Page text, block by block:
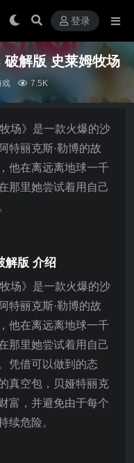
登录
解版 史莱姆牧场
戏 7.5K
场》是一款火爆的沙
特丽克斯·勒博的故
他在离远离地球一千
那里她尝试着用自己
解版 介绍
场》是一款火爆的沙
特丽克斯·勒博的故
他在离远离地球一千
那里她尝试着用自己
凭借可以做到的态
真空包，贝娅特丽克
富，并避免由于每个
续危险。